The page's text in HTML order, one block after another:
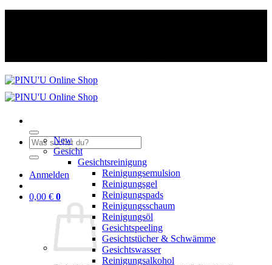
Suche
nach:
Anmelden
0,00 € 0
New
Gesicht
Gesichtsreinigung
Reinigungsemulsion
Reinigungsgel
Reinigungspads
Reinigungsschaum
Reinigungsöl
Gesichtspeeling
Gesichtstücher & Schwämme
Gesichtswasser
Reinigungsalkohol